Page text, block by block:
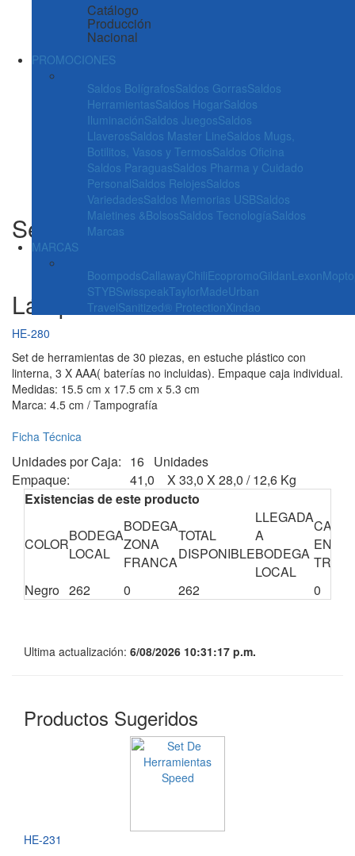
Catálogo
Producción
Nacional
PROMOCIONES
Saldos BolígrafosSaldos GorrasSaldos
HerramientasSaldos HogarSaldos
IluminaciónSaldos JuegosSaldos
LlaverosSaldos Master LineSaldos Mugs,
Botilitos, Vasos y TermosSaldos Oficina
Saldos ParaguasSaldos Pharma y Cuidado
PersonalSaldos RelojesSaldos
VariedadesSaldos Memorias USBSaldos
Maletines &BolsosSaldos TecnologíaSaldos
Marcas
MARCAS
BoompodsCallawayChiliEcopromoGildanLexon
STYBSwisspeakTaylorMadeUrban
TravelSanitized® ProtectionXindao
Set de Herramientas con
Lámpara LED
HE-280
Set de herramientas de 30 piezas, en estuche plástico con
linterna, 3 X AAA( baterías no incluidas). Empaque caja individual.
Medidas: 15.5 cm x 17.5 cm x 5.3 cm
Marca: 4.5 cm / Tampografía
Ficha Técnica
Unidades por Caja: 16 Unidades
Empaque:
41,0 X 33,0 X 28,0 / 12,6 Kg
Existencias de este producto
COLORBODEGA
LOCAL
BODEGA
ZONA
FRANCA
TOTAL
DISPONIBLE
LLEGADA
A
BODEGA
LOCAL
EN
Negro 262 0 262 0
Ultima actualización: 6/08/2026 10:31:17 p.m.
Productos Sugeridos
HE-231